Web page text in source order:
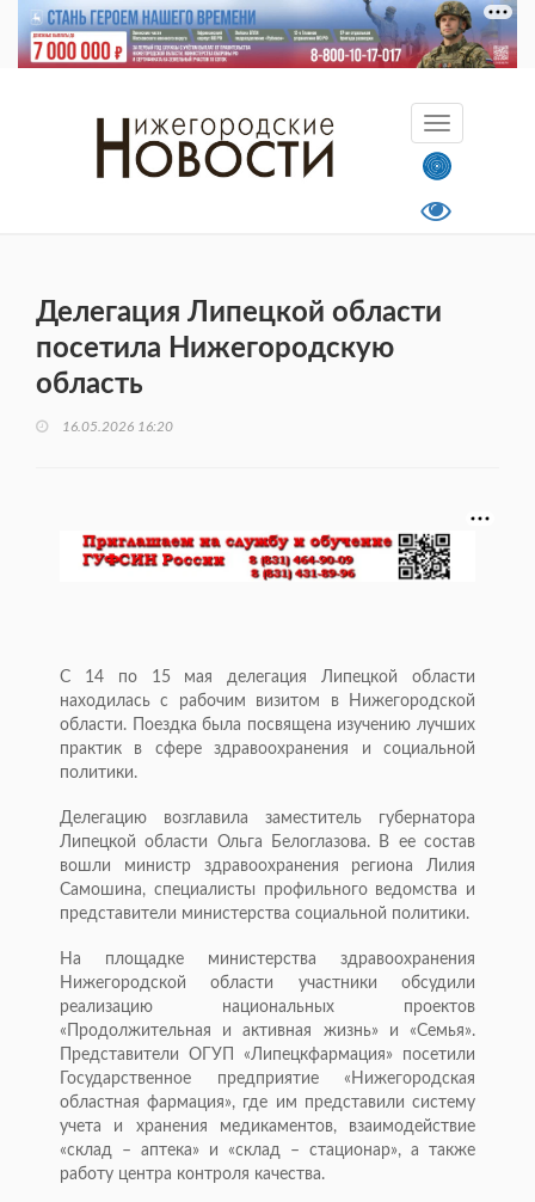
Делегация Липецкой области
посетила Нижегородскую
область
16.05.2026 16:20
С 14 по 15 мая делегация Липецкой области
находилась с рабочим визитом в Нижегородской
области. Поездка была посвящена изучению лучших
практик в сфере здравоохранения и социальной
политики.
Делегацию возглавила заместитель губернатора
Липецкой области Ольга Белоглазова. В ее состав
вошли министр здравоохранения региона Лилия
Самошина, специалисты профильного ведомства и
представители министерства социальной политики.
На площадке министерства здравоохранения
Нижегородской области участники обсудили
реализацию национальных проектов
«Продолжительная и активная жизнь» и «Семья».
Представители ОГУП «Липецкфармация» посетили
Государственное предприятие «Нижегородская
областная фармация», где им представили систему
учета и хранения медикаментов, взаимодействие
«склад – аптека» и «склад – стационар», а также
работу центра контроля качества.